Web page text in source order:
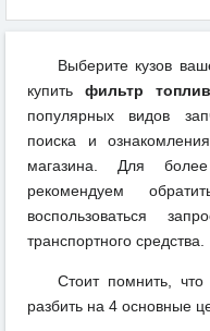
Выберите кузов
купить фильтр
популярных видов
поиска и
магазина. Для
рекомендуем
воспользоваться
транспортного средства.
Стоит помнить,
разбить на 4 основные